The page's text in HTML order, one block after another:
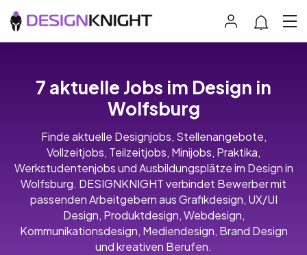
7 aktuelle Jobs im Design in
Wolfsburg
Finde aktuelle Designjobs, Stellenangebote,
Vollzeitjobs, Teilzeitjobs, Minijobs, Praktika,
Werkstudentenjobs und Ausbildungsplätze im Design in
Wolfsburg. DESIGNKNIGHT verbindet Bewerber mit
passenden Arbeitgebern aus Grafikdesign, UX/UI
Design, Produktdesign, Webdesign,
Kommunikationsdesign, Mediendesign, Brand Design
und kreativen Berufen.